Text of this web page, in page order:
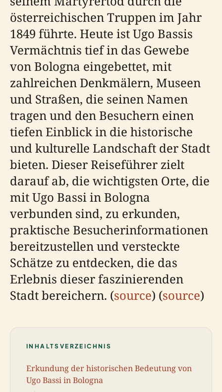
österreichischen Truppen im Jahr
1849 führte. Heute ist Ugo Bassis
Vermächtnis tief in das Gewebe
von Bologna eingebettet, mit
zahlreichen Denkmälern, Museen
und Straßen, die seinen Namen
tragen und den Besuchern einen
tiefen Einblick in die historische
und kulturelle Landschaft der Stadt
bieten. Dieser Reiseführer zielt
darauf ab, die wichtigsten Orte, die
mit Ugo Bassi in Bologna
verbunden sind, zu erkunden,
praktische Besucherinformationen
bereitzustellen und versteckte
Schätze zu entdecken, die das
Erlebnis dieser faszinierenden
Stadt bereichern. (source) (source)
INHALTSVERZEICHNIS
Erkundung der historischen Bedeutung von
Ugo Bassi in Bologna